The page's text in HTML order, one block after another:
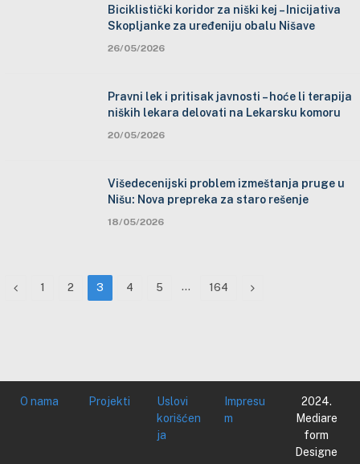
Biciklistički koridor za niški kej – Inicijativa
Skopljanke za uređeniju obalu Nišave
26/05/2026
Pravni lek i pritisak javnosti – hoće li terapija
niških lekara delovati na Lekarsku komoru
20/05/2026
Višedecenijski problem izmeštanja pruge u
Nišu: Nova prepreka za staro rešenje
18/05/2026
Previous
1 2 3 4 5 … 164 Next
O nama Projekti
Uslovi
korišćen
ja
Impresu
m
2024.
Mediare
form
Designe